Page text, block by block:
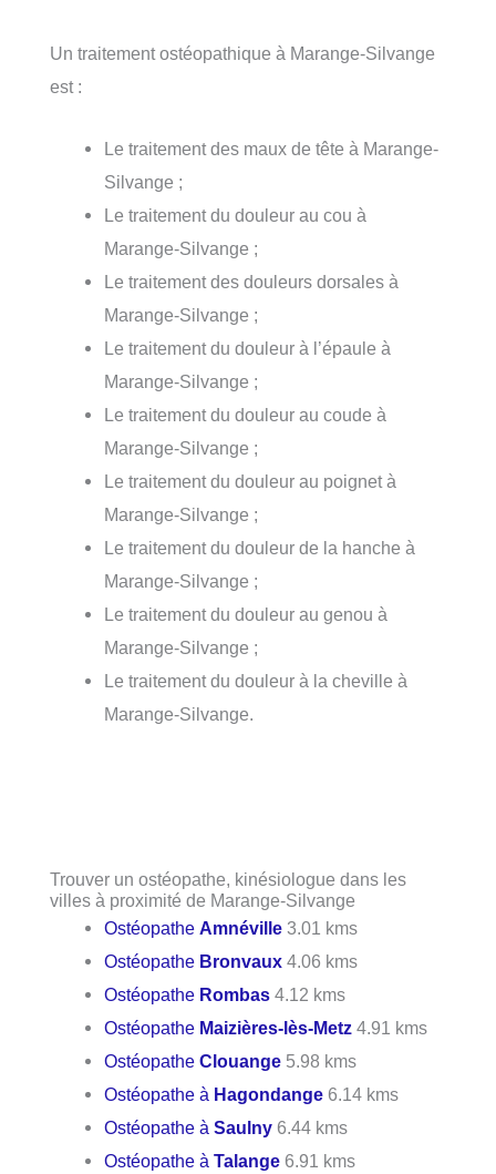
Un traitement ostéopathique à Marange-Silvange
est :
Le traitement des maux de tête à Marange-
Silvange ;
Le traitement du douleur au cou à
Marange-Silvange ;
Le traitement des douleurs dorsales à
Marange-Silvange ;
Le traitement du douleur à l’épaule à
Marange-Silvange ;
Le traitement du douleur au coude à
Marange-Silvange ;
Le traitement du douleur au poignet à
Marange-Silvange ;
Le traitement du douleur de la hanche à
Marange-Silvange ;
Le traitement du douleur au genou à
Marange-Silvange ;
Le traitement du douleur à la cheville à
Marange-Silvange.
Trouver un ostéopathe, kinésiologue dans les
villes à proximité de Marange-Silvange
OstéopatheAmnéville 3.01 kms
Ostéopathe Bronvaux 4.06 kms
Ostéopathe Rombas 4.12 kms
Ostéopathe Maizières-lès-Metz 4.91 kms
OstéopatheClouange 5.98 kms
Ostéopathe à Hagondange 6.14 kms
Ostéopathe àSaulny 6.44 kms
Ostéopathe àTalange 6.91 kms